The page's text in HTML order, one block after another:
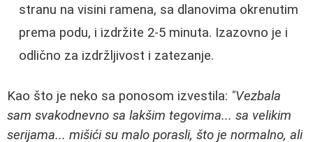
stranu na visini ramena, sa dlanovima okrenutim
prema podu, i izdržite 2-5 minuta. Izazovno je i
odlično za izdržljivost i zatezanje.
Kao što je neko sa ponosom izvestila: "Vezbala
sam svakodnevno sa lakšim tegovima... sa velikim
serijama... mišići su malo porasli, što je normalno, ali